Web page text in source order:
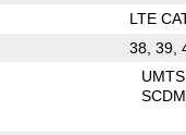
LTE
38, 39,
UMTS